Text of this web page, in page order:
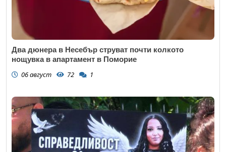
Два дюнера в Несебър струват почти колкото
нощувка в апартамент в Поморие
06 август 72 1